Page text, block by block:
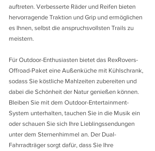
auftreten. Verbesserte Räder und Reifen bieten
hervorragende Traktion und Grip und ermöglichen
es Ihnen, selbst die anspruchsvollsten Trails zu
meistern.
Für Outdoor-Enthusiasten bietet das RexRovers-
Offroad-Paket eine Außenküche mit Kühlschrank,
sodass Sie köstliche Mahlzeiten zubereiten und
dabei die Schönheit der Natur genießen können.
Bleiben Sie mit dem Outdoor-Entertainment-
System unterhalten, tauchen Sie in die Musik ein
oder schauen Sie sich Ihre Lieblingssendungen
unter dem Sternenhimmel an. Der Dual-
Fahrradträger sorgt dafür, dass Sie Ihre